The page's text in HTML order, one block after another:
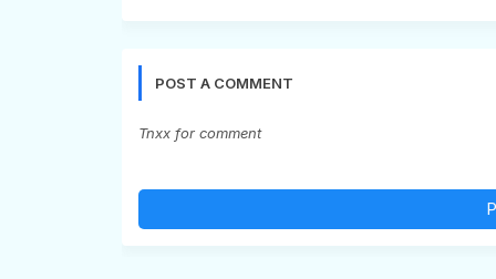
POST A COMMENT
Tnxx for comment